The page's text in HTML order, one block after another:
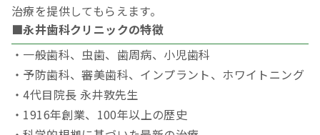
治療を提供してもらえます。
■永井歯科クリニックの特徴
・一般歯科、虫歯、歯周病、小児歯科
・予防歯科、審美歯科、インプラント、ホワイトニング
・4代目院長 永井敦先生
・1916年創業、100年以上の歴史